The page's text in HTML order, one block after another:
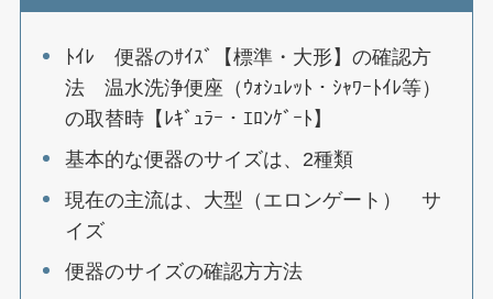
ﾄｲﾚ 便器のｻｲｽﾞ【標準・大形】の確認方
法 温水洗浄便座（ｳｫｼｭﾚｯﾄ・ｼｬﾜｰﾄｲﾚ等）
の取替時【ﾚｷﾞｭﾗｰ・ｴﾛﾝｹﾞｰﾄ】
基本的な便器のサイズは、2種類
現在の主流は、大型（エロンゲート） サ
イズ
便器のサイズの確認方方法